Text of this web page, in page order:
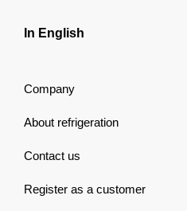
In English
Company
About refrigeration
Contact us
Register as a customer